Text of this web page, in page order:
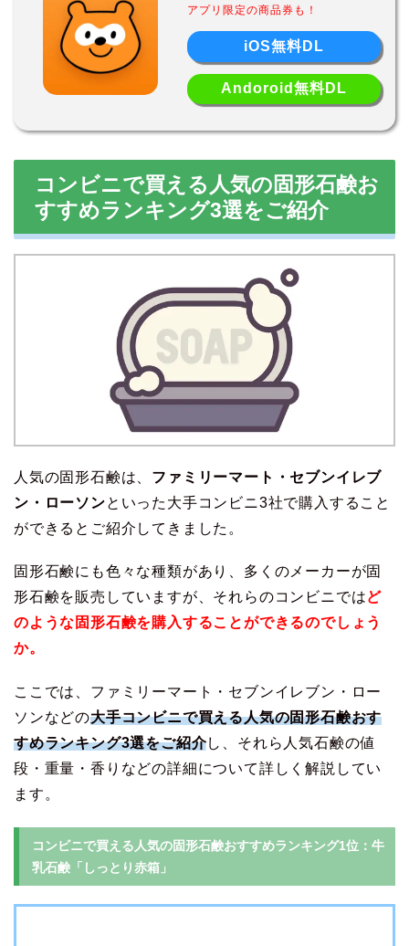
アプリ限定の商品券も！
iOS無料DL
Andoroid無料DL
コンビニで買える人気の固形石鹸お
すすめランキング3選をご紹介
人気の固形石鹸は、 ファミリーマート・セブンイレブ
ン・ローソンといった大手コンビニ3社で購入すること
ができるとご紹介してきました。
固形石鹸にも色々な種類があり、多くのメーカーが固
形石鹸を販売していますが、それらのコンビニではど
のような固形石鹸を購入することができるのでしょう
か。
ここでは、ファミリーマート・セブンイレブン・ロー
ソンなどの大手コンビニで買える人気の固形石鹸おす
すめランキング3選をご紹介し、それら人気石鹸の値
段・重量・香りなどの詳細について詳しく解説してい
ます。
コンビニで買える人気の固形石鹸おすすめランキング1位：牛
乳石鹸「しっとり赤箱」